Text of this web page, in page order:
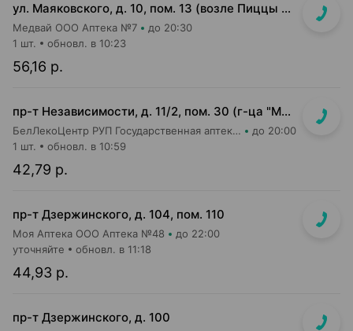
ул. Маяковского, д. 10, пом. 13 (возле Пиццы Мании)
Медвай ООО Аптека №7 до 20:30
56,16 р.
1 шт. обновл. в 10:23
пр-т Независимости, д. 11/2, пом. 30 (г-ца "Минск")
БелЛекоЦентр РУП Государственная аптека №11 до 20:00
42,79 р.
1 шт. обновл. в 10:59
пр-т Дзержинского, д. 104, пом. 110
Моя Аптека ООО Аптека №48 до 22:00
44,93 р.
уточняйте обновл. в 11:18
пр-т Дзержинского, д. 100